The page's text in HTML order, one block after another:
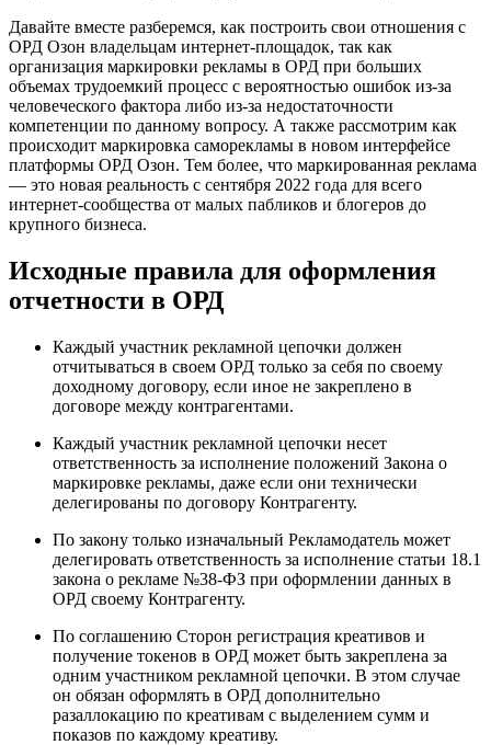
Давайте вместе разберемся, как построить свои отношения с
ОРД Озон владельцам интернет-площадок, так как
организация маркировки рекламы в ОРД при больших
объемах трудоемкий процесс с вероятностью ошибок из-за
человеческого фактора либо из-за недостаточности
компетенции по данному вопросу. А также рассмотрим как
происходит маркировка саморекламы в новом интерфейсе
платформы ОРД Озон. Тем более, что маркированная реклама
— это новая реальность с сентября 2022 года для всего
интернет-сообщества от малых пабликов и блогеров до
крупного бизнеса.
Исходные правила для оформления
отчетности в ОРД
Каждый участник рекламной цепочки должен
отчитываться в своем ОРД только за себя по своему
доходному договору, если иное не закреплено в
договоре между контрагентами.
Каждый участник рекламной цепочки несет
ответственность за исполнение положений Закона о
маркировке рекламы, даже если они технически
делегированы по договору Контрагенту.
По закону только изначальный Рекламодатель может
делегировать ответственность за исполнение статьи 18.1
закона о рекламе №38-ФЗ при оформлении данных в
ОРД своему Контрагенту.
По соглашению Сторон регистрация креативов и
получение токенов в ОРД может быть закреплена за
одним участником рекламной цепочки. В этом случае
он обязан оформлять в ОРД дополнительно
разаллокацию по креативам с выделением сумм и
показов по каждому креативу.